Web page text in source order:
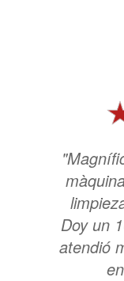
Doy un
atendió